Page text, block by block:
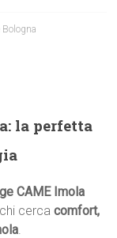
la perfetta
CAME Imola
chi cercacomfort,
.